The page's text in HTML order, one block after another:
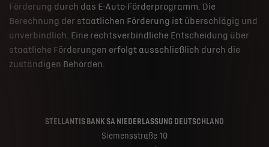
Förderung durch das E-Auto-Förderprogramm. Die
Berechnung der staatlichen Förderung ist überschlägig und
unverbindlich. Eine rechtsverbindliche Entscheidung über
staatliche Förderungen erfolgt ausschließlich durch die
zuständigen Behörden.
STELLANTIS BANK SA NIEDERLASSUNG DEUTSCHLAND
Siemensstraße 10